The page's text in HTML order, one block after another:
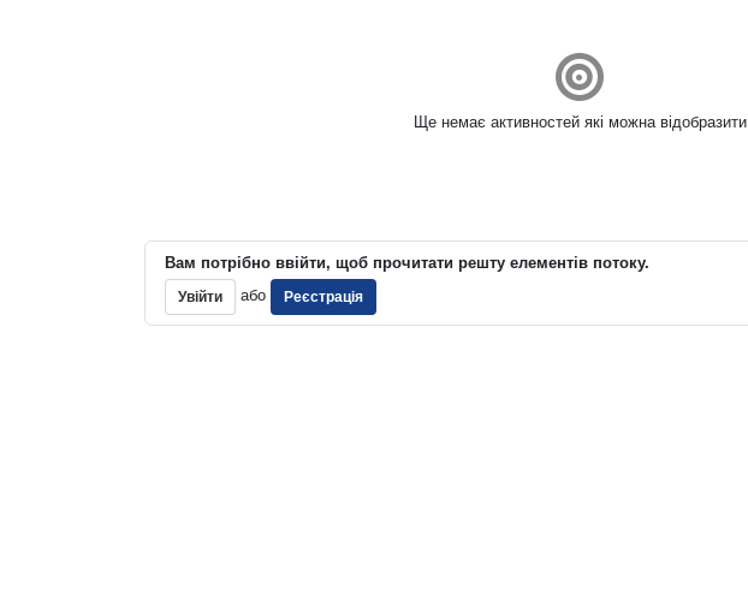
Ще немає активностей які можна відобразити
Вам потрібно ввійти, щоб прочитати решту елементів потоку.
Увійти або Реєстрація